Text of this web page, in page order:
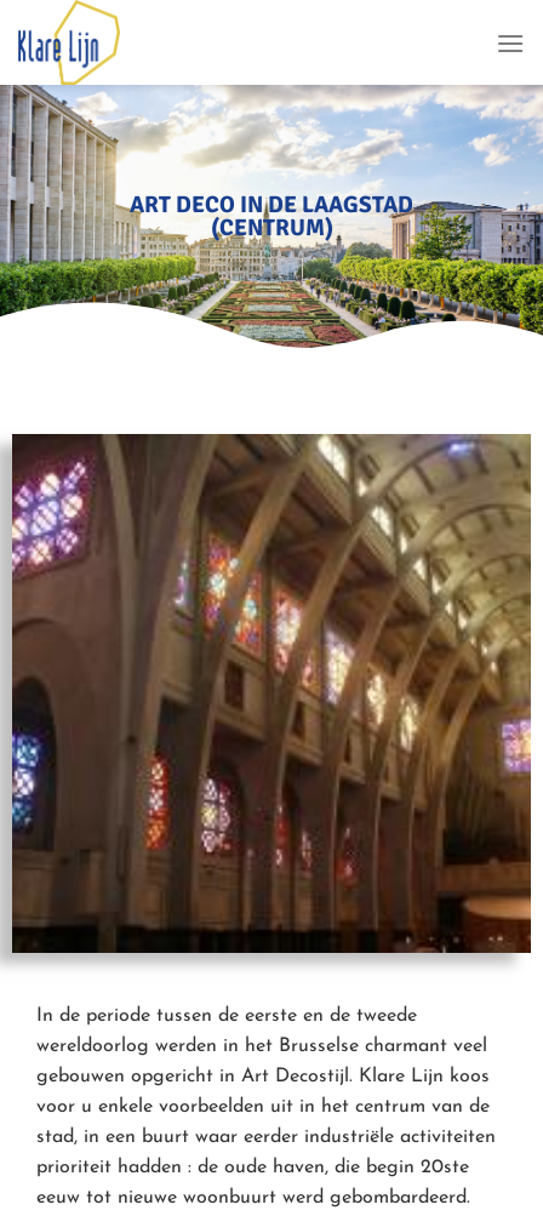
ART DECO IN DE LAAGSTAD
(CENTRUM)
In de periode tussen de eerste en de tweede
wereldoorlog werden in het Brusselse charmant veel
gebouwen opgericht in Art Decostijl. Klare Lijn koos
voor u enkele voorbeelden uit in het centrum van de
stad, in een buurt waar eerder industriële activiteiten
prioriteit hadden : de oude haven, die begin 20ste
eeuw tot nieuwe woonbuurt werd gebombardeerd.